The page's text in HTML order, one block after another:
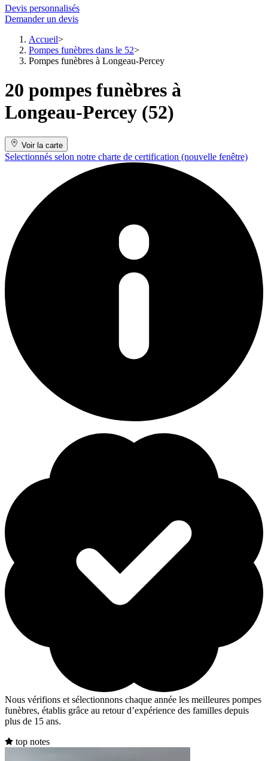
Devis personnalisés
Demander un devis
Accueil
Pompes funèbres dans le 52
Pompes funèbres à Longeau-Percey
20 pompes funèbres à
Longeau-Percey (52)
Voir la carte
Selectionnés selon notre charte de certification (nouvelle fenêtre)
Nous vérifions et sélectionnons chaque année les meilleures pompes
funèbres, établis grâce au retour d’expérience des familles depuis
plus de 15 ans.
top notes